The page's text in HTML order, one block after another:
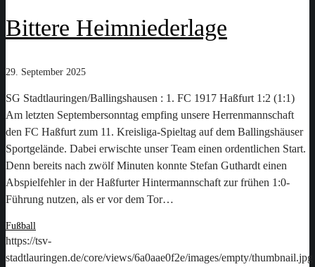
Bittere Heimniederlage
29. September 2025
SG Stadtlauringen/Ballingshausen : 1. FC 1917 Haßfurt 1:2 (1:1)
Am letzten Septembersonntag empfing unsere Herrenmannschaft
den FC Haßfurt zum 11. Kreisliga-Spieltag auf dem Ballingshäuser
Sportgelände. Dabei erwischte unser Team einen ordentlichen Start.
Denn bereits nach zwölf Minuten konnte Stefan Guthardt einen
Abspielfehler in der Haßfurter Hintermannschaft zur frühen 1:0-
Führung nutzen, als er vor dem Tor…
Fußball
https://tsv-
stadtlauringen.de/core/views/6a0aae0f2e/images/empty/thumbnail.jpg